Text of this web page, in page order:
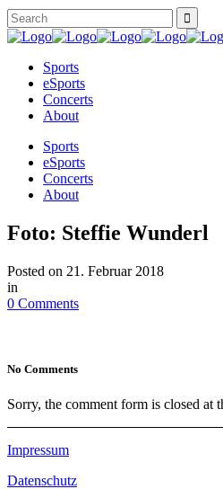
Sports
eSports
Concerts
About
Sports
eSports
Concerts
About
Foto: Steffie Wunderl
Posted on 21. Februar 2018
in
0 Comments
No Comments
Sorry, the comment form is closed at
Impressum
Datenschutz